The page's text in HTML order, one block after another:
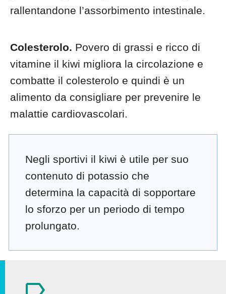
rallentandone l’assorbimento intestinale.
Colesterolo. Povero di grassi e ricco di
vitamine il kiwi migliora la circolazione e
combatte il colesterolo e quindi è un
alimento da consigliare per prevenire le
malattie cardiovascolari.
Negli sportivi il kiwi è utile per suo
contenuto di potassio che
determina la capacità di sopportare
lo sforzo per un periodo di tempo
prolungato.